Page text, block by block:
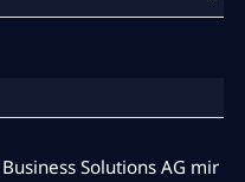
Solutions AG mir